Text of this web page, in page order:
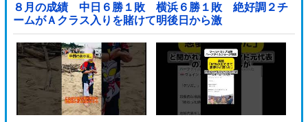
８月の成績 中日６勝１敗 横浜６勝１敗 絶好調２チ
ームがＡクラス入りを賭けて明後日から激
突！！！！！！！！！他